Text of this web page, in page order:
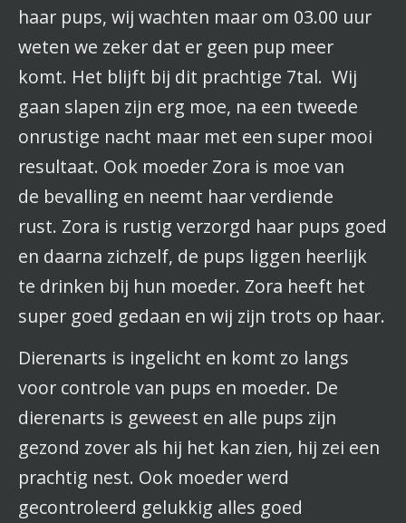
haar pups, wij wachten maar om 03.00 uur
weten we zeker dat er geen pup meer
komt. Het blijft bij dit prachtige 7tal. Wij
gaan slapen zijn erg moe, na een tweede
onrustige nacht maar met een super mooi
resultaat. Ook moeder Zora is moe van
de bevalling en neemt haar verdiende
rust. Zora is rustig verzorgd haar pups goed
en daarna zichzelf, de pups liggen heerlijk
te drinken bij hun moeder. Zora heeft het
super goed gedaan en wij zijn trots op haar.
Dierenarts is ingelicht en komt zo langs
voor controle van pups en moeder. De
dierenarts is geweest en alle pups zijn
gezond zover als hij het kan zien, hij zei een
prachtig nest. Ook moeder werd
gecontroleerd gelukkig alles goed